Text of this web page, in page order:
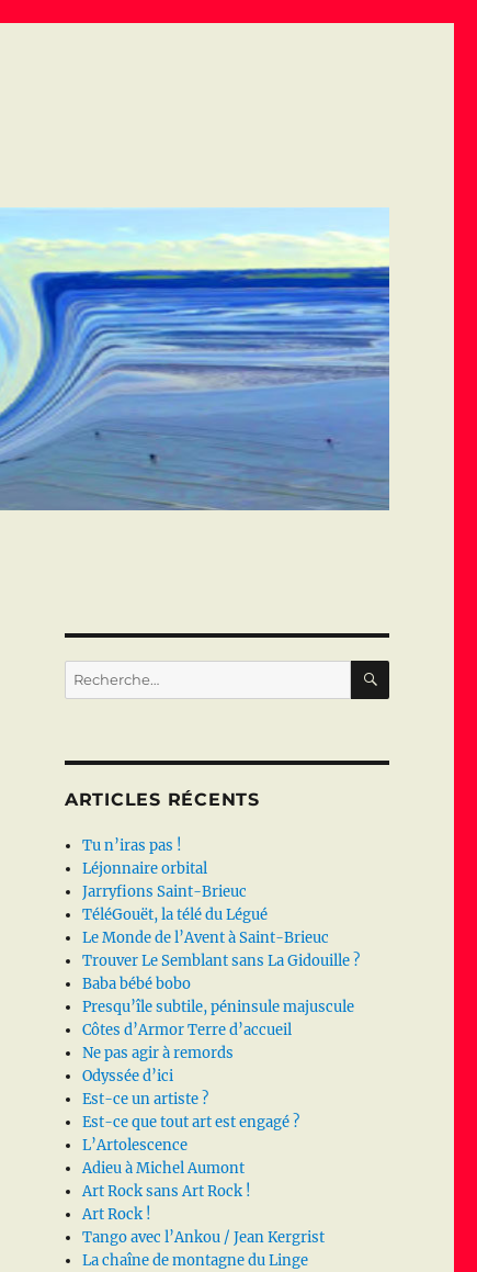
Recherche
pour :
ARTICLES RÉCENTS
Tu n’iras pas !
Léjonnaire orbital
Jarryfions Saint-Brieuc
TéléGouët, la télé du Légué
Le Monde de l’Avent à Saint-Brieuc
Trouver Le Semblant sans La Gidouille ?
Baba bébé bobo
Presqu’île subtile, péninsule majuscule
Côtes d’Armor Terre d’accueil
Ne pas agir à remords
Odyssée d’ici
Est-ce un artiste ?
Est-ce que tout art est engagé ?
L’Artolescence
Adieu à Michel Aumont
Art Rock sans Art Rock !
Art Rock !
Tango avec l’Ankou / Jean Kergrist
La chaîne de montagne du Linge